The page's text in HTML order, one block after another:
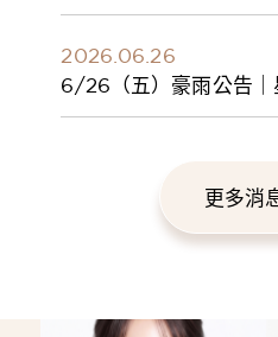
學人才新標準 建構健
2026.06.26
6/26（五）豪雨公告｜
更多消